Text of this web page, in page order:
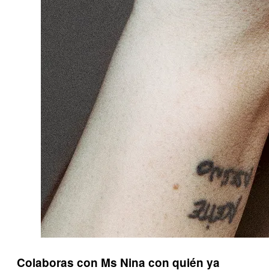
Colaboras con Ms Nina con quién ya